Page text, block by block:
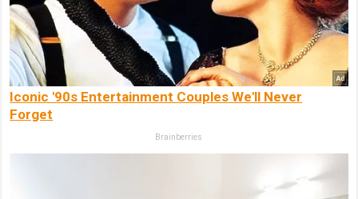
Iconic '90s Entertainment Couples We'll Never
Forget
Brainberries